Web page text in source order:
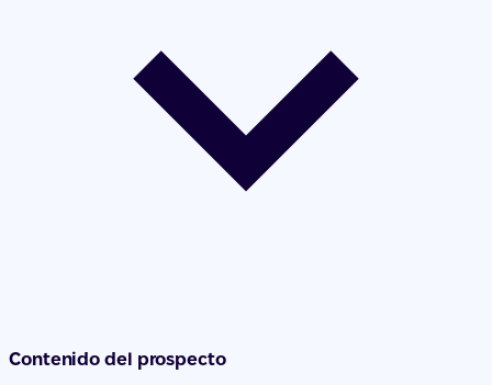
Ropivacaína B. Braun
Cómo usar Ropivacaína B. Braun